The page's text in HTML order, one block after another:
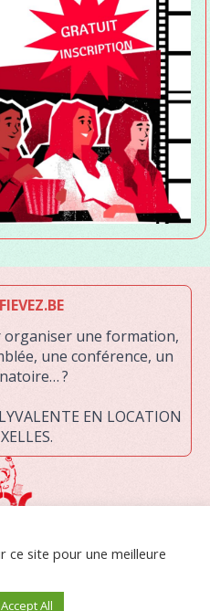
DE JEUNESSE RECONNUE PAR LA
ELLE RASSEMBLE DES JEUNES
À S’ORGANISER AFIN DE MENER
DE CHANGEMENT.
organiser une formation,
une conférence, un
?
EN LOCATION
ce site pour une meilleure
Accept All